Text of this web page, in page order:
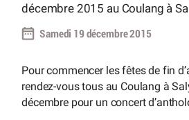
décembre 2015 au Coulang à
Samedi 19 décembre 2015
Pour commencer les fêtes de fin
rendez-vous tous au Coulang à
décembre pour un concert